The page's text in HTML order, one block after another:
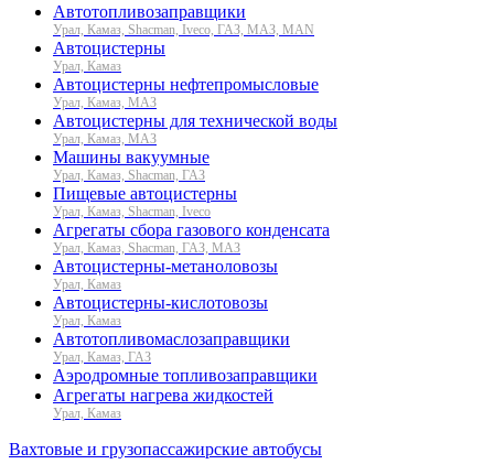
Автотопливозаправщики
Урал, Камаз, Shacman, Iveco, ГАЗ, МАЗ, MAN
Автоцистерны
Урал, Камаз
Автоцистерны нефтепромысловые
Урал, Камаз, МАЗ
Автоцистерны для технической воды
Урал, Камаз, МАЗ
Машины вакуумные
Урал, Камаз, Shacman, ГАЗ
Пищевые автоцистерны
Урал, Камаз, Shacman, Iveco
Агрегаты сбора газового конденсата
Урал, Камаз, Shacman, ГАЗ, МАЗ
Автоцистерны-метаноловозы
Урал, Камаз
Автоцистерны-кислотовозы
Урал, Камаз
Автотопливомаслозаправщики
Урал, Камаз, ГАЗ
Аэродромные топливозаправщики
Агрегаты нагрева жидкостей
Урал, Камаз
Вахтовые и грузопассажирские автобусы